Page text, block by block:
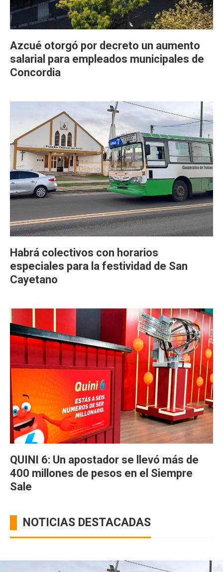
Azcué otorgó por decreto un aumento
salarial para empleados municipales de
Concordia
Habrá colectivos con horarios
especiales para la festividad de San
Cayetano
QUINI 6: Un apostador se llevó más de
400 millones de pesos en el Siempre
Sale
NOTICIAS DESTACADAS